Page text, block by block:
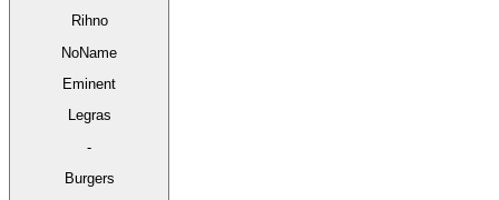
Rihno
NoName
Eminent
Legras
-
Burgers